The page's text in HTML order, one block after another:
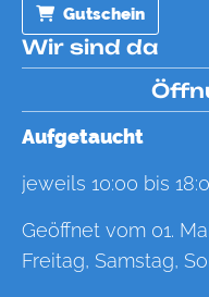
Gutschein
Wir sind da
Aufgetaucht
jeweils 10:00 bis
Geöffnet vom 01.
Freitag, Samstag,